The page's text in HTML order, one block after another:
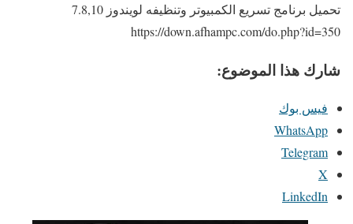
تحميل برنامج تسريع الكمبيوتر وتنظيفه لويندوز 7.8,10
https://down.afhampc.com/do.php?id=350
شارك هذا الموضوع:
فيس بوك
WhatsApp
Telegram
X
LinkedIn